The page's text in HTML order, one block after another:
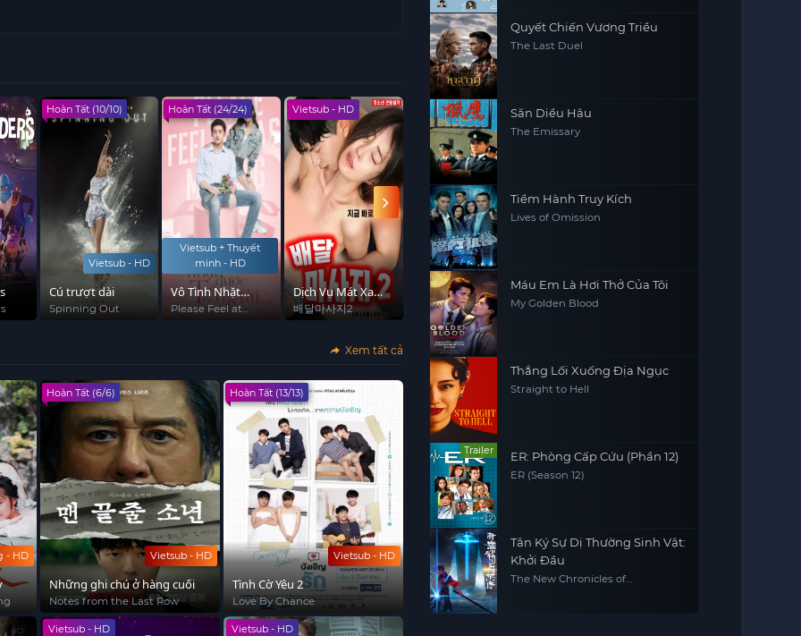
Vietsub - HD
Hoàn Tất (10/10)
Cú trượt dài
Spinning Out
Vietsub + Thuyết
minh - HD
Hoàn Tất (24/24)
Vô Tình Nhặt
Được Tổng Tài
Please Feel at
Vietsub - HD
Dịch Vụ Mát Xa
Tận Nhà 2
배달마사지2
Thuyết Minh - HD
Hoàn Tất (16/16)
Cuộc Sống Trên
Sao Hỏa​
Life on Mars
Vietsub - HD
Quân Hữu Vân
(Phần 2)
Jun You Yun
Những Người
Xem tất cả
- HD Vietsub - HD
Hoàn Tất (6/6)
Những ghi chú ở hàng cuối
Notes from the Last Row
Vietsub - HD
Hoàn Tất (13/13)
Tình Cờ Yêu 2
Love By Chance
Vietsub - HD Vietsub - HD
Quyết Chiến Vương Triều
The Last Duel
Săn Diều Hâu
The Emissary
Tiềm Hành Truy Kích
Lives of Omission
Máu Em Là Hơi Thở Của Tôi
My Golden Blood
Thẳng Lối Xuống Địa Ngục
Straight to Hell
Trailer ER: Phòng Cấp Cứu (Phần 12)
ER (Season 12)
Tân Ký Sự Dị Thường Sinh Vật:
Khởi Đầu
The New Chronicles of